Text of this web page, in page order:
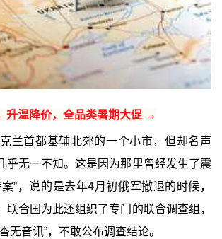
升温降价，全品类暑期大促 →
兰首都基辅北郊的一个小市，但却名声
乎无一不知。这是因为那里曾经发生了震
”，说的是去年4月初俄军撤退的时候，
联合国为此还组织了专门的联合调查组，
无音讯”，不敢公布调查结论。